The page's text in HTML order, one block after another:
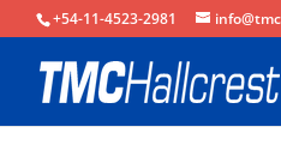
+54-11-4523-2981